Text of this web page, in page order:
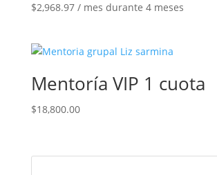
$2,968.97 / mes durante 4 meses
Mentoría VIP 1 cuota
$18,800.00